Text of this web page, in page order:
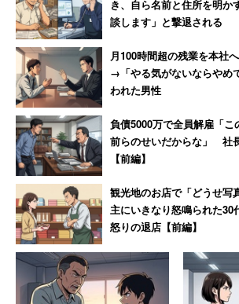
ないでしょう。
諦めムードの中、「PTA自体はあっても
ど、役員になった時の負担をもっと減
見は多く、筆者も同感です。無報酬でも
ためになる、意味のあることなら良い
文化交流会や講演会、アナログ的な事務
を休んでまでやらなきゃいけないこと？
ともしばしばです。
ちなみに筆者は今年度、広報委員を担当
先生がイベントの写真を即日学校ホー
る今、紙で作る必要あるのか…と思わ
ん。やはり時代に合わせて変えて行く
き、自ら名前と住所を明
談します」と撃退される
月100時間超の残業を本社
→「やる気がないならやめ
われた男性
負債5000万で全員解雇「
前らのせいだからな」 社
【前編】
観光地のお店で「どうせ写
主にいきなり怒鳴られた30
怒りの退店【前編】